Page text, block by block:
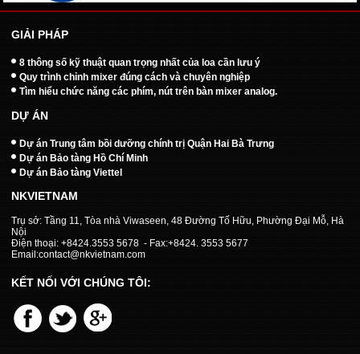
GIẢI PHÁP
8 thông số kỹ thuật quan trọng nhất của loa cần lưu ý
Quy trình chỉnh mixer đúng cách và chuyên nghiệp
Tìm hiểu chức năng các phím, nút trên bàn mixer analog.
DỰ ÁN
Dự án Trung tâm bồi dưỡng chính trị Quận Hai Bà Trưng
Dự án Bảo tàng Hồ Chí Minh
Dự án Bảo tàng Viettel
NKVIETNAM
Trụ sở: Tầng 11, Tòa nhà Viwaseen, 48 Đường Tố Hữu, Phường Đại Mỗ, Hà
Nội
Điện thoại: +8424.3553 5678 - Fax:+8424. 3553 5677
Email:contact@nkvietnam.com
KẾT NỐI VỚI CHÚNG TÔI: